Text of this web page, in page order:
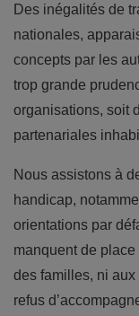
Des inégalités de
nationales,
concepts par les
trop grande
organisations, soit
partenariales
Nous assistons à
handicap,
orientations par
manquent de
des familles, ni
refus